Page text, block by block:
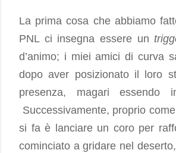
La prima cosa che abbiamo
PNL ci insegna essere un
d’animo; i miei amici di curva
dopo aver posizionato il loro
presenza, magari
Successivamente, proprio
si fa è lanciare un coro per
cominciato a gridare nel